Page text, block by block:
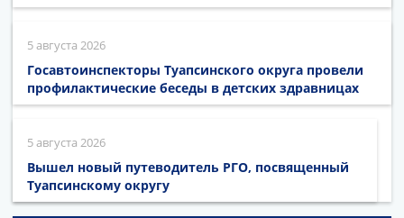
5 августа 2026
Госавтоинспекторы Туапсинского округа провели
профилактические беседы в детских здравницах
5 августа 2026
Вышел новый путеводитель РГО, посвященный
Туапсинскому округу